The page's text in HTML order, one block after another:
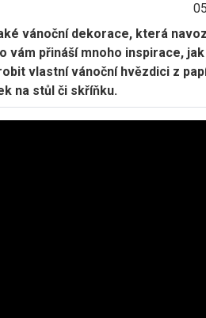
vánoční dekorace, která
vám přináší mnoho inspirace,
vlastní vánoční hvězdici z
na stůl či skříňku.